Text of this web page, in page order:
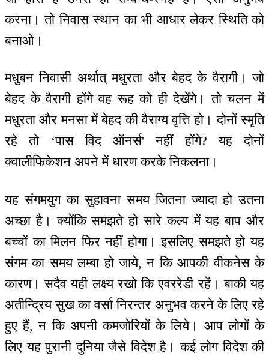
करना। तो निवास स्थान का भी आधार लेकर स्थिति को
बनाओ।
मधुबन निवासी अर्थात् मधुरता और बेहद के वैरागी। जो
बेहद के वैरागी होंगे वह रूह को ही देखेंगे। तो चलन में
मधुरता और मनसा में बेहद की वैराग्य वृत्ति हो। दोनों स्मृति
रहे तो ‘पास विद ऑनर्स' नहीं होंगे? यह दोनों
क्वालीफिकेशन अपने में धारण करके निकलना।
यह संगमयुग का सुहावना समय जितना ज्यादा हो उतना
अच्छा है। क्योंकि समझते हो सारे कल्प में यह बाप और
बच्चों का मिलन फिर नहीं होगा। इसलिए समझते हो यह
संगम का समय लम्बा हो जाये, न कि आपकी वीकनेस के
कारण। सदैव यही लक्ष्य रखो कि एवररेडी रहें। बाकी यह
अतीन्द्रिय सुख का वर्सा निरन्तर अनुभव करने के लिए रहे
हुए हैं, न कि अपनी कमजोरियों के लिये। आप लोगों के
लिए यह पुरानी दुनिया जैसे विदेश है। कई लोग विदेश की